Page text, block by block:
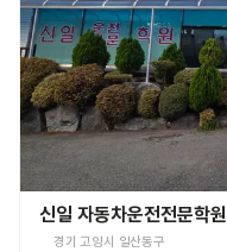
신일 자동차운전전문학원
경기 고양시 일산동구